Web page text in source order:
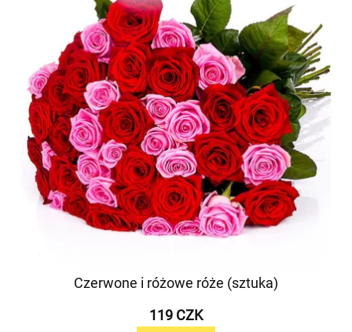
Czerwone i różowe róże (sztuka)
119 CZK